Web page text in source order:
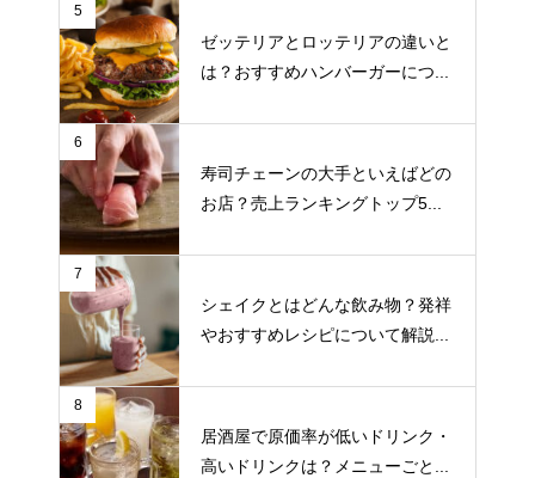
5
ゼッテリアとロッテリアの違いと
は？おすすめハンバーガーにつ...
6
寿司チェーンの大手といえばどの
お店？売上ランキングトップ5...
7
シェイクとはどんな飲み物？発祥
やおすすめレシピについて解説...
8
居酒屋で原価率が低いドリンク・
高いドリンクは？メニューごと...